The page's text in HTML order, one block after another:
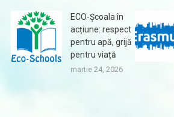
ECO-Școala în
acțiune: respect
pentru apă, grijă
pentru viață
martie 24, 2026